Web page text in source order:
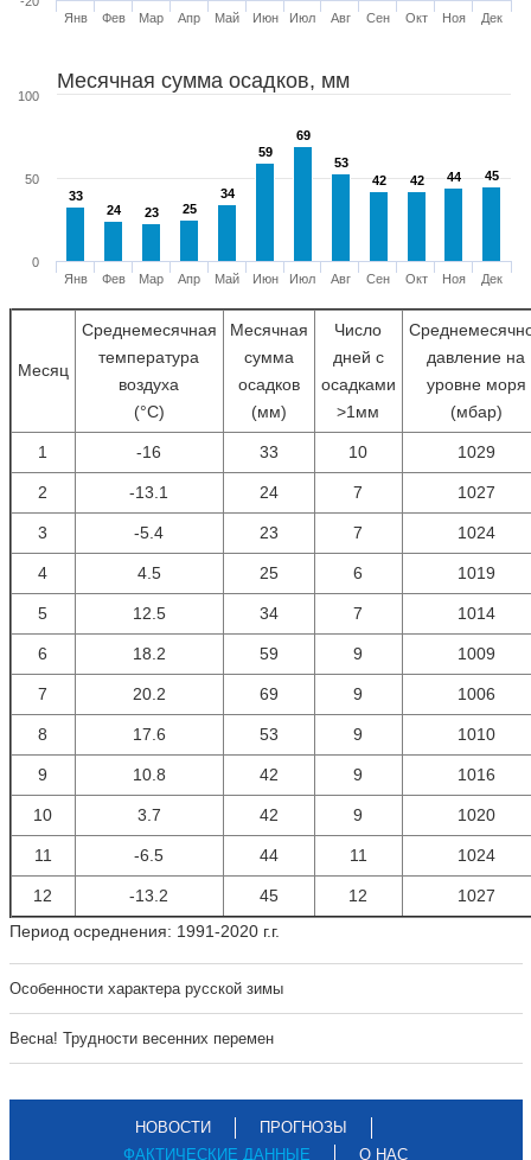
Янв Фев Мар Апр Май Июн Июл Авг Сен Окт Ноя Дек
Месячная сумма осадков, мм
33
33
24
24 23
23 25
25
34
34
59
59
69
69
53
53
42
42 42
42 44
44 45
45
Янв Фев Мар Апр Май Июн Июл Авг Сен Окт Ноя Дек
0
50
100
Месяц
Среднемесячная
температура
воздуха
(°С)
Месячная
сумма
осадков
(мм)
Число
дней с
осадками
>1мм
давление на
уровне моря
(мбар)
1 -16 33 10 1029
2 -13.1 24 7 1027
3 -5.4 23 7 1024
4 4.5 25 6 1019
5 12.5 34 7 1014
6 18.2 59 9 1009
7 20.2 69 9 1006
8 17.6 53 9 1010
9 10.8 42 9 1016
10 3.7 42 9 1020
11 -6.5 44 11 1024
12 -13.2 45 12
1027
Период осреднения: 1991-2020 г.г.
Особенности характера русской зимы
Весна! Трудности весенних перемен
НОВОСТИ
ПРОГНОЗЫ
ФАКТИЧЕСКИЕ ДАННЫЕ
О НАС